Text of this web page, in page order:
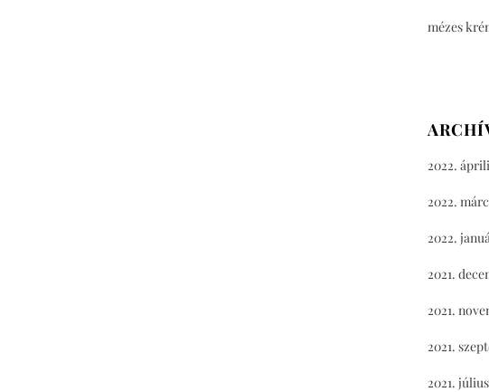
mézes
2022.
2022.
2022.
2021.
2021.
2021.
2021. július